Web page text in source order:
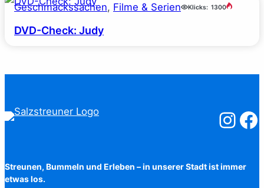
Geschmackssachen, Filme & Serien Klicks: 1300
DVD-Check: Judy
Streunen, Bummeln und Erleben – in unserer Stadt ist immer
etwas los.